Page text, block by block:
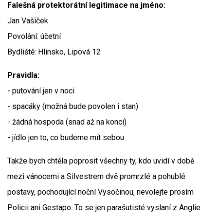
Falešná protektorátní legitimace na jméno:
Jan Vašíček
Povolání: účetní
Bydliště: Hlinsko, Lipová 12
Pravidla:
- putování jen v noci
- spacáky (možná bude povolen i stan)
- žádná hospoda (snad až na konci)
- jídlo jen to, co budeme mít sebou
Takže bych chtěla poprosit všechny ty, kdo uvidí v době
mezi vánocemi a Silvestrem dvě promrzlé a pohublé
postavy, pochodující noční Vysočinou, nevolejte prosím
Policii ani Gestapo. To se jen parašutisté vyslaní z Anglie